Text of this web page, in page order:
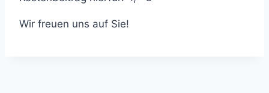
Wir freuen uns auf Sie!